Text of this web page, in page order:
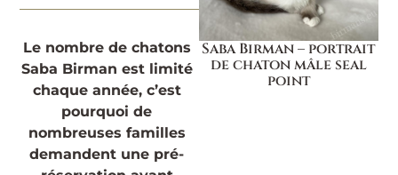
Saba Birman – portrait
de chaton mâle seal
point
Le nombre de chatons
Saba Birman est limité
chaque année, c’est
pourquoi de
nombreuses familles
demandent une pré-